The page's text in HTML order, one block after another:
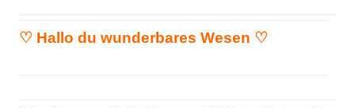
♡ Hallo du wunderbares Wesen ♡